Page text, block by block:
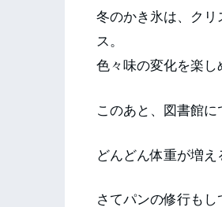
冬のかき氷は、ク
ス。
色々味の変化を楽し
このあと、図書館に
どんどん体重が増え
さてパンの修行も